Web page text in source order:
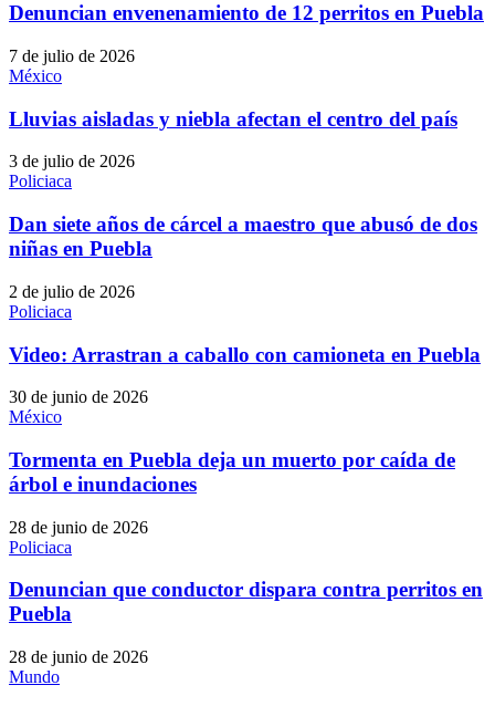
Denuncian envenenamiento de 12 perritos en Puebla
7 de julio de 2026
México
Lluvias aisladas y niebla afectan el centro del país
3 de julio de 2026
Policiaca
Dan siete años de cárcel a maestro que abusó de dos
niñas en Puebla
2 de julio de 2026
Policiaca
Video: Arrastran a caballo con camioneta en Puebla
30 de junio de 2026
México
Tormenta en Puebla deja un muerto por caída de
árbol e inundaciones
28 de junio de 2026
Policiaca
Denuncian que conductor dispara contra perritos en
Puebla
28 de junio de 2026
Mundo